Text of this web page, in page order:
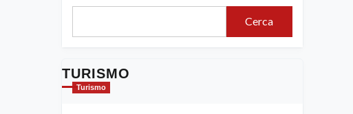
Cerca
TURISMO
Turismo